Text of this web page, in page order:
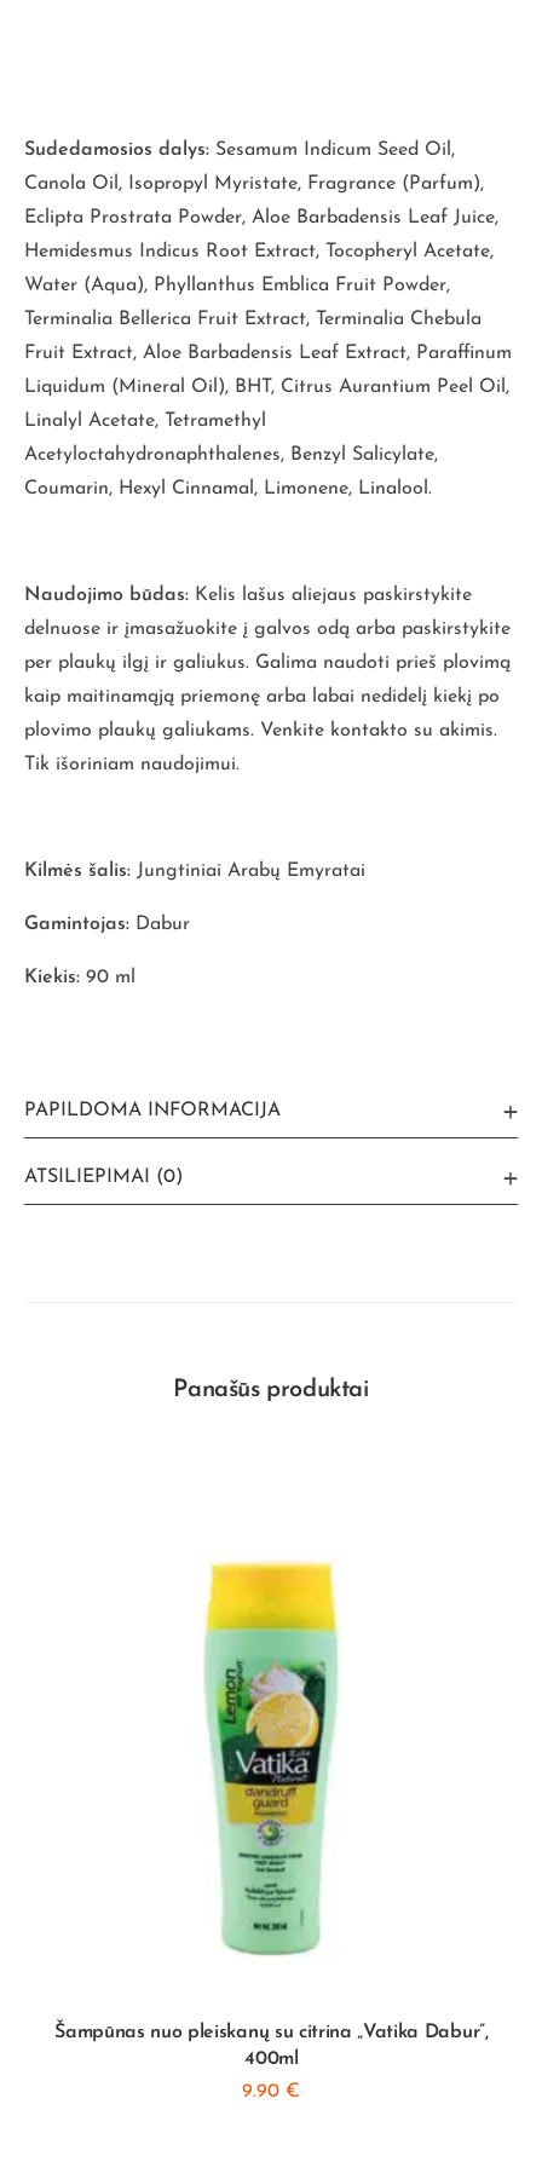
Sudedamosios dalys: Sesamum Indicum Seed Oil,
Canola Oil, Isopropyl Myristate, Fragrance (Parfum),
Eclipta Prostrata Powder, Aloe Barbadensis Leaf Juice,
Hemidesmus Indicus Root Extract, Tocopheryl Acetate,
Water (Aqua), Phyllanthus Emblica Fruit Powder,
Terminalia Bellerica Fruit Extract, Terminalia Chebula
Fruit Extract, Aloe Barbadensis Leaf Extract, Paraffinum
Liquidum (Mineral Oil), BHT, Citrus Aurantium Peel Oil,
Linalyl Acetate, Tetramethyl
Acetyloctahydronaphthalenes, Benzyl Salicylate,
Coumarin, Hexyl Cinnamal, Limonene, Linalool.
Naudojimo būdas: Kelis lašus aliejaus paskirstykite
delnuose ir įmasažuokite į galvos odą arba paskirstykite
per plaukų ilgį ir galiukus. Galima naudoti prieš plovimą
kaip maitinamąją priemonę arba labai nedidelį kiekį po
plovimo plaukų galiukams. Venkite kontakto su akimis.
Tik išoriniam naudojimui.
Kilmės šalis: Jungtiniai Arabų Emyratai
Gamintojas: Dabur
Kiekis: 90 ml
PAPILDOMA INFORMACIJA
ATSILIEPIMAI (0)
Panašūs produktai
Šampūnas nuo pleiskanų su citrina „Vatika Dabur”,
400ml
9.90 €